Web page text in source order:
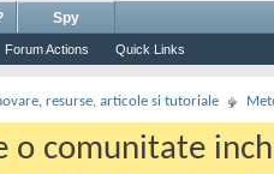
Forum Actions Quick Links
Spy
resurse, articole si tutoriale
o comunitate